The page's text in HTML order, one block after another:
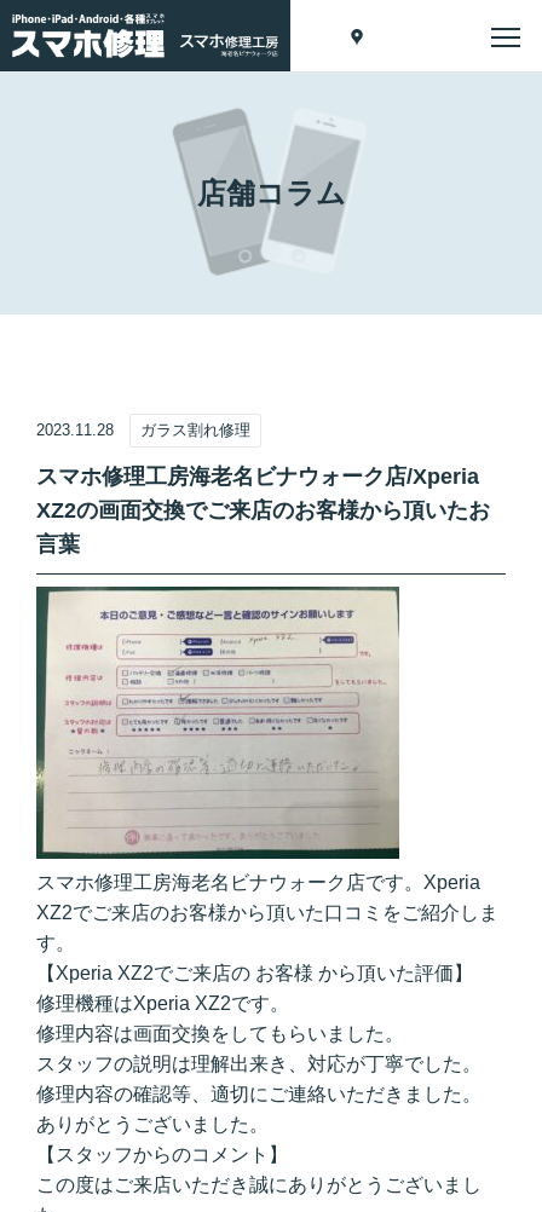
店舗コラム
2023.11.28 ガラス割れ修理
スマホ修理工房海老名ビナウォーク店/Xperia
XZ2の画面交換でご来店のお客様から頂いたお
言葉
スマホ修理工房海老名ビナウォーク店です。Xperia
XZ2でご来店のお客様から頂いた口コミをご紹介しま
す。
【Xperia XZ2でご来店の お客様 から頂いた評価】
修理機種はXperia XZ2です。
修理内容は画面交換をしてもらいました。
スタッフの説明は理解出来き、対応が丁寧でした。
修理内容の確認等、適切にご連絡いただきました。
ありがとうございました。
【スタッフからのコメント】
この度はご来店いただき誠にありがとうございまし